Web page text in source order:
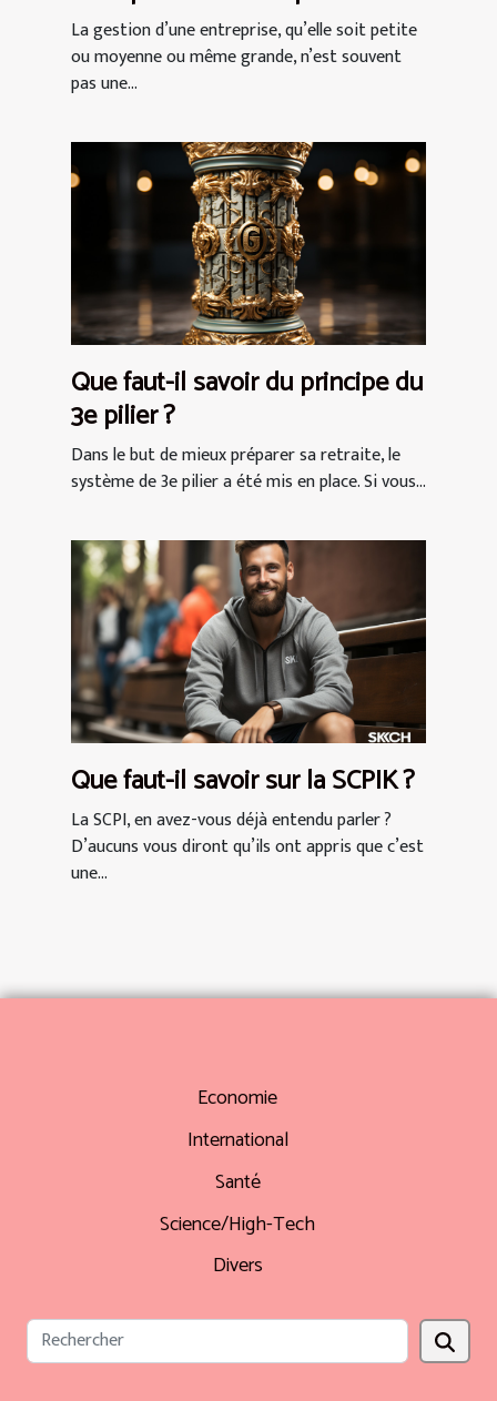
La gestion d’une entreprise, qu’elle soit petite
ou moyenne ou même grande, n’est souvent
pas une...
Que faut-il savoir du principe du
3e pilier ?
Dans le but de mieux préparer sa retraite, le
système de 3e pilier a été mis en place. Si vous...
Que faut-il savoir sur la SCPIK ?
La SCPI, en avez-vous déjà entendu parler ?
D’aucuns vous diront qu’ils ont appris que c’est
une...
Economie
International
Santé
Science/High-Tech
Divers